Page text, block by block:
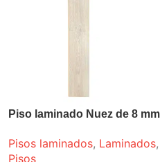
Piso laminado Nuez de 8 mm
Pisos laminados, Laminados,
Pisos